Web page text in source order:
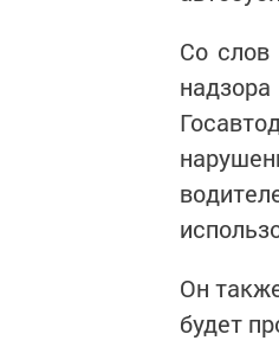
Со слов
Он
будет